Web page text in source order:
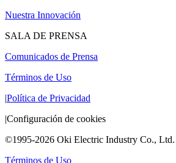
Nuestra Innovación
SALA DE PRENSA
Comunicados de Prensa
Términos de Uso
|Política de Privacidad
|Configuración de cookies
©1995-2026 Oki Electric Industry Co., Ltd.
Términos de Uso